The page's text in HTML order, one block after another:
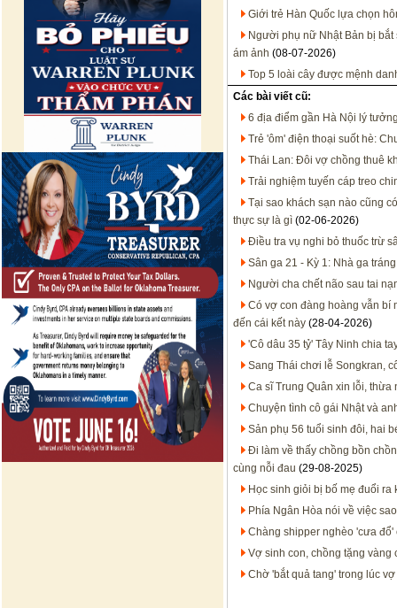
Giới trẻ Hàn Quốc lựa chọn
Người phụ nữ Nhật Bản bị
ám ảnh (08-07-2026)
Top 5 loài cây được mệnh
Các bài viết cũ:
6 địa điểm gần Hà Nội lý
Trẻ 'ôm' điện thoại suốt hè:
Thái Lan: Đôi vợ chồng thuê
Trải nghiệm tuyến cáp treo
Tại sao khách sạn nào cũng
thực sự là gì (02-06-2026)
Điều tra vụ nghi bỏ thuốc trừ
Sân ga 21 - Kỳ 1: Nhà ga
Người cha chết não sau tai
Có vợ con đàng hoàng vẫn
đến cái kết này (28-04-2026)
'Cô dâu 35 tỷ' Tây Ninh chia
Sang Thái chơi lễ Songkran,
Ca sĩ Trung Quân xin lỗi, thừa
Chuyện tình cô gái Nhật và
Sản phụ 56 tuổi sinh đôi, hai
Đi làm về thấy chồng bồn
cùng nỗi đau (29-08-2025)
Học sinh giỏi bị bố mẹ đuổi
Phía Ngân Hòa nói về việc
Chàng shipper nghèo 'cưa
Vợ sinh con, chồng tặng vàng
Chờ 'bắt quả tang' trong lúc